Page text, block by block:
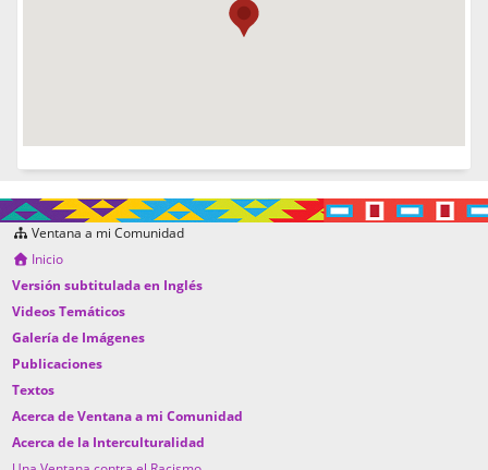
Ventana a mi Comunidad
Inicio
Versión subtitulada en Inglés
Videos Temáticos
Galería de Imágenes
Publicaciones
Textos
Acerca de Ventana a mi Comunidad
Acerca de la Interculturalidad